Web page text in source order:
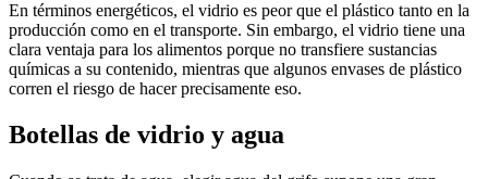
En términos energéticos, el vidrio es peor que el plástico tanto en la
producción como en el transporte. Sin embargo, el vidrio tiene una
clara ventaja para los alimentos porque no transfiere sustancias
químicas a su contenido, mientras que algunos envases de plástico
corren el riesgo de hacer precisamente eso.
Botellas de vidrio y agua